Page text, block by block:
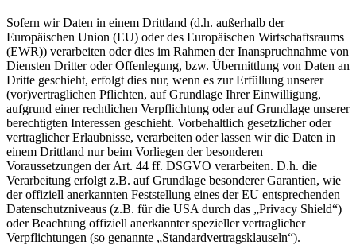
Sofern wir Daten in einem Drittland (d.h. außerhalb der
Europäischen Union (EU) oder des Europäischen Wirtschaftsraums
(EWR)) verarbeiten oder dies im Rahmen der Inanspruchnahme von
Diensten Dritter oder Offenlegung, bzw. Übermittlung von Daten an
Dritte geschieht, erfolgt dies nur, wenn es zur Erfüllung unserer
(vor)vertraglichen Pflichten, auf Grundlage Ihrer Einwilligung,
aufgrund einer rechtlichen Verpflichtung oder auf Grundlage unserer
berechtigten Interessen geschieht. Vorbehaltlich gesetzlicher oder
vertraglicher Erlaubnisse, verarbeiten oder lassen wir die Daten in
einem Drittland nur beim Vorliegen der besonderen
Voraussetzungen der Art. 44 ff. DSGVO verarbeiten. D.h. die
Verarbeitung erfolgt z.B. auf Grundlage besonderer Garantien, wie
der offiziell anerkannten Feststellung eines der EU entsprechenden
Datenschutzniveaus (z.B. für die USA durch das „Privacy Shield“)
oder Beachtung offiziell anerkannter spezieller vertraglicher
Verpflichtungen (so genannte „Standardvertragsklauseln“).